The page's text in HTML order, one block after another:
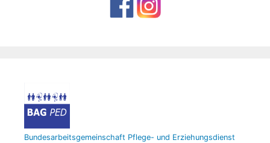
Bundesarbeitsgemeinschaft Pflege- und Erziehungsdienst